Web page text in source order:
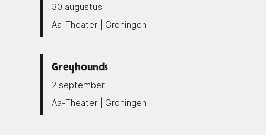
30 augustus
Aa-Theater | Groningen
Greyhounds
2 september
Aa-Theater | Groningen